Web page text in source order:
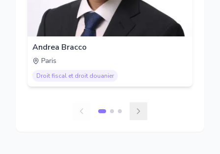
Andrea Bracco
Paris
Droit fiscal et droit douanier